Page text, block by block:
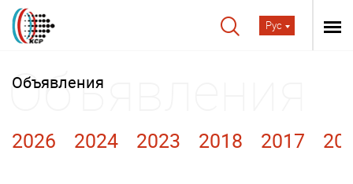
Рус
Объявления
2026 2024 2023 2018 2017